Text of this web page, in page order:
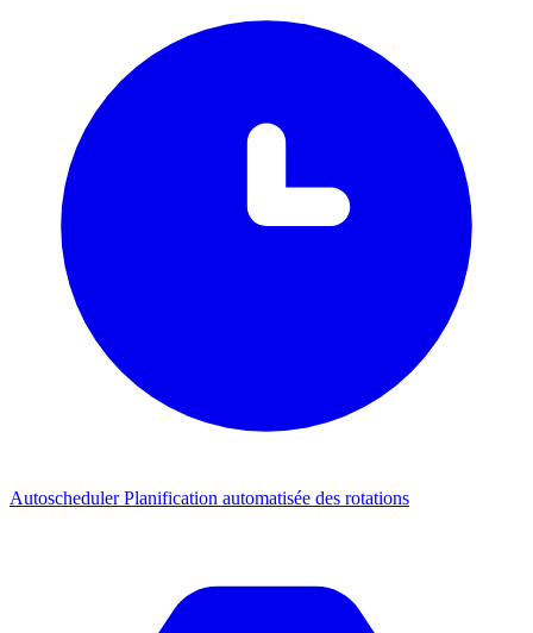
AutoschedulerPlanification automatisée des rotations